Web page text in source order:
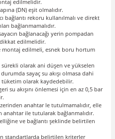
edilmelidir.
(DN) eşit olmalıdır.
bağlantı rekoru kullanılmalı ve direkt
bağlanmamalıdır.
bağlanacağı yerin pompadan
edilmelidir.
montaj edilmeli, esnek boru hortum
sürekli olarak ani düşen ve yükselen
sayaç su akışı olmasa dahi
olarak kaydedebilir.
su akışını önlemesi için en az 0,5 bar
anahtar le tutulmamalıdır, elle
anahtar ile tutularak bağlanmalıdır.
ve bağlantı şeklinde belirtilen
standartlarda belirtilen kriterler